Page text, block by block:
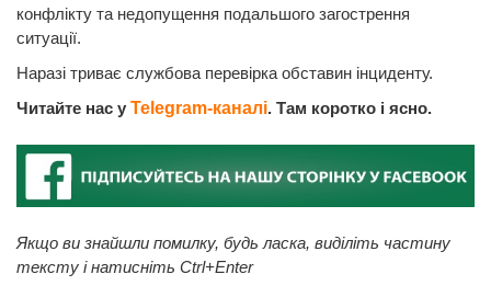
конфлікту та недопущення подальшого загострення
ситуації.
Наразі триває службова перевірка обставин інциденту.
Читайте нас у Telegram-каналі. Там коротко і ясно.
Якщо ви знайшли помилку, будь ласка, виділіть частину
тексту і натисніть Ctrl+Enter